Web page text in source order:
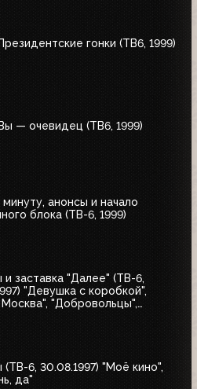
гонки (ТВ6, 1999)
— очевидец (ТВ6, 1999)
анонсы и начало
блока (ТВ-6, 1999)
и заставка "Далее" (ТВ-6,
"Девушка с коробкой",
"Добровольцы",
(ТВ-6, 30.08.1997) "Моё кино",
да"